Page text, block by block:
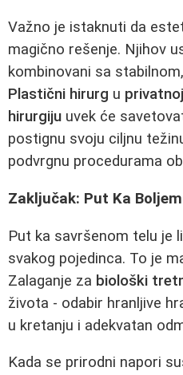
Važno je istaknuti da
magično rešenje. Njihov
kombinovani sa
Plastični hirurg u
hirurgiju uvek će
postignu svoju ciljnu
podvrgnu procedurama
Zaključak: Put Ka
Put ka savršenom telu je
svakog pojedinca. To je
Zalaganje za biološki
života - odabir hranljive
u kretanju i adekvatan
Kada se prirodni napori